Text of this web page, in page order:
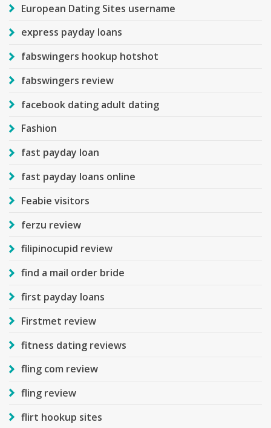
European Dating Sites username
express payday loans
fabswingers hookup hotshot
fabswingers review
facebook dating adult dating
Fashion
fast payday loan
fast payday loans online
Feabie visitors
ferzu review
filipinocupid review
find a mail order bride
first payday loans
Firstmet review
fitness dating reviews
fling com review
fling review
flirt hookup sites